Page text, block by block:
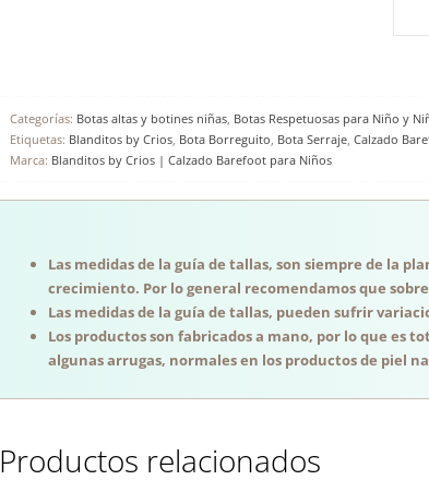
Categorías: Botas altas y botines niñas, Botas Respetuosas para Niño y
Etiquetas: Blanditos by Crios, Bota Borreguito, Bota Serraje, Calzado
Marca: Blanditos by Crios | Calzado Barefoot para Niños
Las medidas de la guía de tallas, son siempre de la
crecimiento. Por lo general recomendamos que
Las medidas de la guía de tallas, pueden sufrir
Los productos son fabricados a mano, por lo que
algunas arrugas, normales en los productos de piel
Productos relacionados